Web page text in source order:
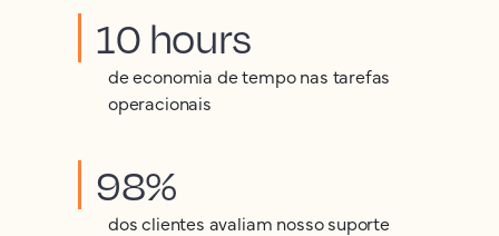
10 hours
de economia de tempo nas tarefas
operacionais
98%
dos clientes avaliam nosso suporte